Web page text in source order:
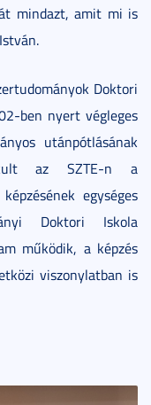
mindazt, amit mi is
Doktori
ben nyert végleges
utánpótlásának
az SZTE-n a
egységes
Doktori Iskola
működik, a képzés
viszonylatban is